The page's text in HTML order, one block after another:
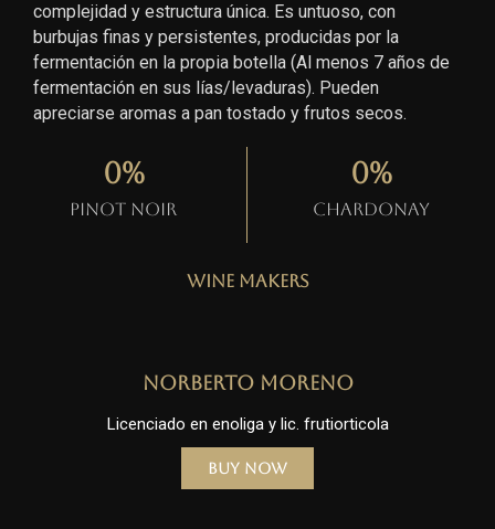
complejidad y estructura única. Es untuoso, con
burbujas finas y persistentes, producidas por la
fermentación en la propia botella (Al menos 7 años de
fermentación en sus lías/levaduras). Pueden
apreciarse aromas a pan tostado y frutos secos.
Pinot Noir
0%
Chardonay
0%
Wine Makers
Norberto Moreno
Licenciado en enoliga y lic. frutiorticola
Buy Now